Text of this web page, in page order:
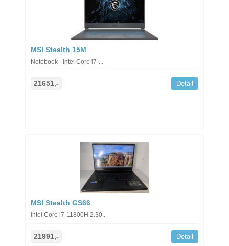
MSI Stealth 15M
Notebook - Intel Core i7-...
21651,- Detail
MSI Stealth GS66
Intel Core i7-11800H 2.30...
21991,- Detail